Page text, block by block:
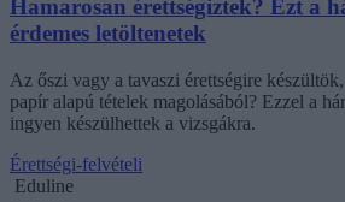
Hamarosan érettségiztek? Ezt a
érdemes letöltenetek
Az őszi vagy a tavaszi érettségire
papír alapú tételek magolásából? Ezzel a
ingyen készülhettek a vizsgákra.
Érettségi-felvételi
Eduline